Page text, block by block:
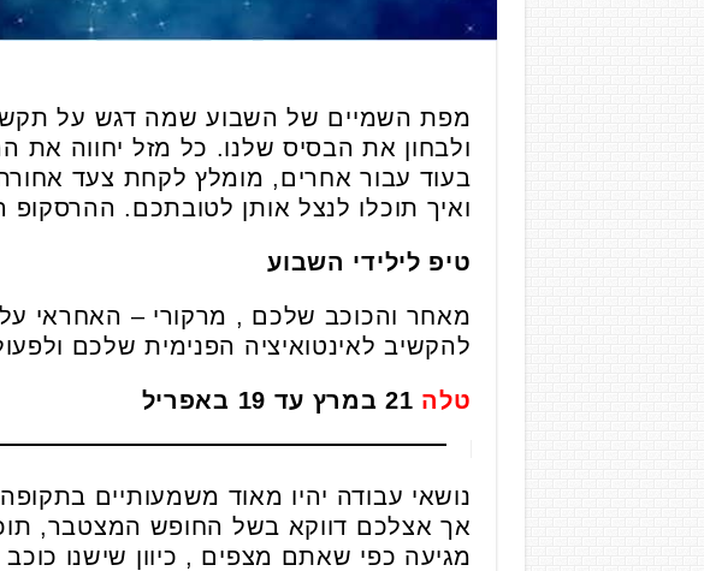
מפת השמיים של השבוע שמה דגש על
ולבחון את הבסיס שלנו. כל מזל יחווה את
בעוד עבור אחרים, מומלץ לקחת צעד אחורה
ואיך תוכלו לנצל אותן לטובתכם.
טיפ לילידי השבוע
מאחר והכוכב שלכם , מרקורי – האחראי
להקשיב לאינטואיציה הפנימית שלכם
טלה
נושאי עבודה יהיו מאוד משמעותיים
אך אצלכם דווקא בשל החופש המצטבר,
מגיעה כפי שאתם מצפים , כיוון שישנו